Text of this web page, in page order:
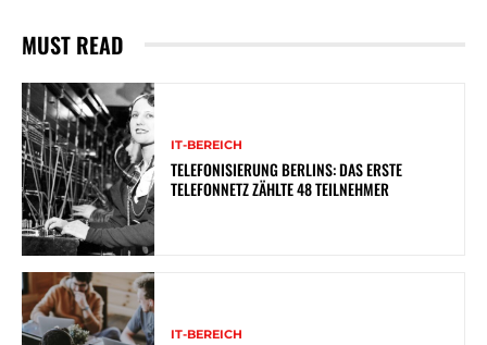
MUST READ
IT-BEREICH
TELEFONISIERUNG BERLINS: DAS ERSTE
TELEFONNETZ ZÄHLTE 48 TEILNEHMER
IT-BEREICH